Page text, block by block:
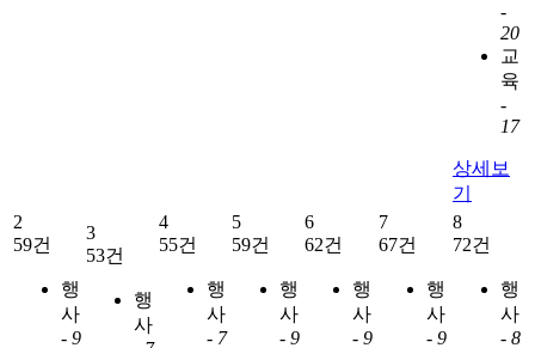
-
20
교
육
-
17
상세보
기
2
59건
행
사
- 9
3
53건
행
사
4
55건
행
사
- 7
5
59건
행
사
- 9
6
62건
행
사
- 9
7
67건
행
사
- 9
8
72건
행
사
- 8